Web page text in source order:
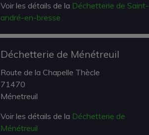
Voir les détails de la Déchetterie de Saint-
andré-en-bresse
Déchetterie de Ménétreuil
Route de la Chapelle Thècle
71470
Ménetreuil
Voir les détails de la Déchetterie de
Ménétreuil